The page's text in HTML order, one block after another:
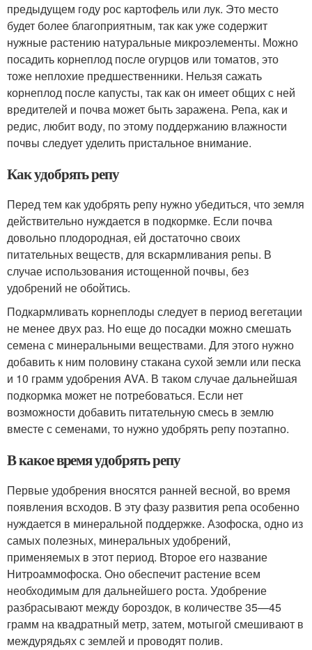
предыдущем году рос картофель или лук. Это место
будет более благоприятным, так как уже содержит
нужные растению натуральные микроэлементы. Можно
посадить корнеплод после огурцов или томатов, это
тоже неплохие предшественники. Нельзя сажать
корнеплод после капусты, так как он имеет общих с ней
вредителей и почва может быть заражена. Репа, как и
редис, любит воду, по этому поддержанию влажности
почвы следует уделить пристальное внимание.
Как удобрять репу
Перед тем как удобрять репу нужно убедиться, что земля
действительно нуждается в подкормке. Если почва
довольно плодородная, ей достаточно своих
питательных веществ, для вскармливания репы. В
случае использования истощенной почвы, без
удобрений не обойтись.
Подкармливать корнеплоды следует в период вегетации
не менее двух раз. Но еще до посадки можно смешать
семена с минеральными веществами. Для этого нужно
добавить к ним половину стакана сухой земли или песка
и 10 грамм удобрения AVA. В таком случае дальнейшая
подкормка может не потребоваться. Если нет
возможности добавить питательную смесь в землю
вместе с семенами, то нужно удобрять репу поэтапно.
В какое время удобрять репу
Первые удобрения вносятся ранней весной, во время
появления всходов. В эту фазу развития репа особенно
нуждается в минеральной поддержке. Азофоска, одно из
самых полезных, минеральных удобрений,
применяемых в этот период. Второе его название
Нитроаммофоска. Оно обеспечит растение всем
необходимым для дальнейшего роста. Удобрение
разбрасывают между бороздок, в количестве 35—45
грамм на квадратный метр, затем, мотыгой смешивают в
междурядьях с землей и проводят полив.